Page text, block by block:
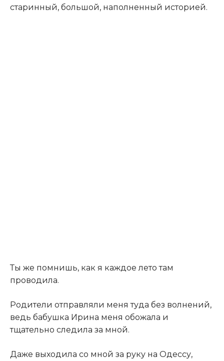
старинный, большой, наполненный историей.
Ты же помнишь, как я каждое лето там
проводила.
Родители отправляли меня туда без волнений,
ведь бабушка Ирина меня обожала и
тщательно следила за мной.
Даже выходила со мной за руку на Одессу,